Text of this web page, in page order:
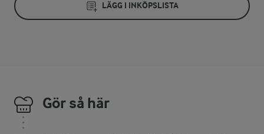
LÄGG I INKÖPSLISTA
Gör så här